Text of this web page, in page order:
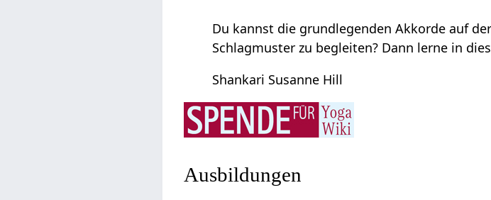
Du kannst die grundlegenden Akkorde auf
Schlagmuster zu begleiten? Dann lerne in
Shankari Susanne Hill
Ausbildungen